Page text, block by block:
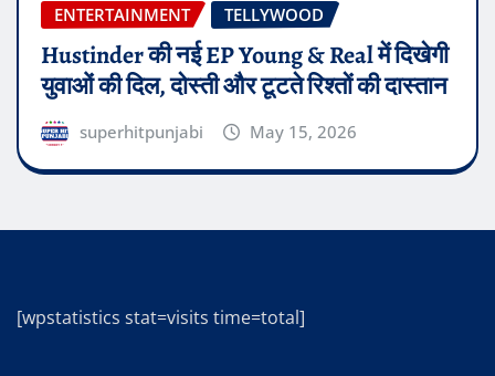
ENTERTAINMENT TELLYWOOD
Hustinder की नई EP Young & Real में दिखेगी
युवाओं की दिल, दोस्ती और टूटते रिश्तों की दास्तान
superhitpunjabi May 15, 2026
[wpstatistics stat=visits time=total]